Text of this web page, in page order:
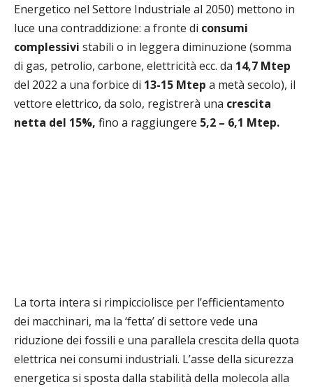
Energetico nel Settore Industriale al 2050) mettono in
luce una contraddizione: a fronte di consumi
complessivi stabili o in leggera diminuzione (somma
di gas, petrolio, carbone, elettricità ecc. da 14,7 Mtep
del 2022 a una forbice di 13-15 Mtep a metà secolo), il
vettore elettrico, da solo, registrerà una crescita
netta del 15%, fino a raggiungere 5,2 – 6,1 Mtep.
La torta intera si rimpicciolisce per l’efficientamento
dei macchinari, ma la ‘fetta’ di settore vede una
riduzione dei fossili e una parallela crescita della quota
elettrica nei consumi industriali. L’asse della sicurezza
energetica si sposta dalla stabilità della molecola alla